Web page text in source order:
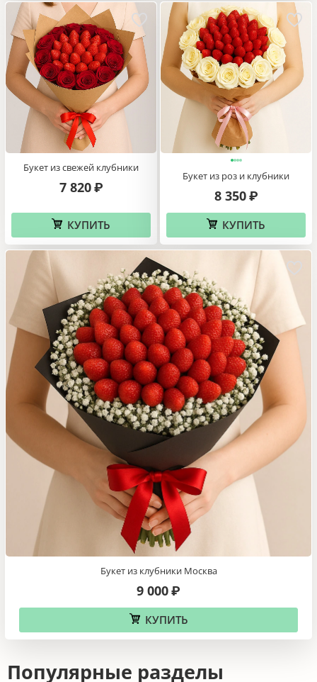
Букет из свежей клубники
7 820 ₽
КУПИТЬ
Букет из роз и клубники
8 350 ₽
КУПИТЬ
Букет из клубники Москва
9 000₽
КУПИТЬ
Популярные разделы